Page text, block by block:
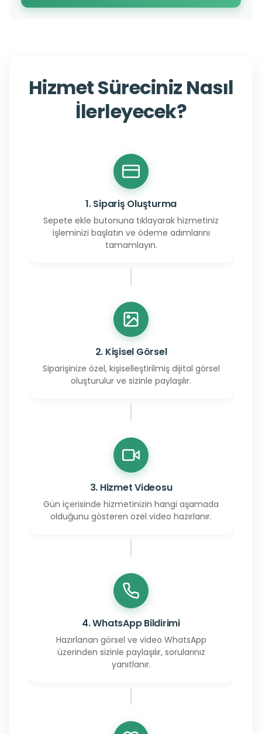
Hizmet Süreciniz Nasıl
İlerleyecek?
1. Sipariş Oluşturma
Sepete ekle butonuna tıklayarak hizmetiniz
işleminizi başlatın ve ödeme adımlarını
tamamlayın.
2. Kişisel Görsel
Siparişinize özel, kişiselleştirilmiş dijital görsel
oluşturulur ve sizinle paylaşılır.
3. Hizmet Videosu
Gün içerisinde hizmetinizin hangi aşamada
olduğunu gösteren özel video hazırlanır.
4. WhatsApp Bildirimi
Hazırlanan görsel ve video WhatsApp
üzerinden sizinle paylaşılır, sorularınız
yanıtlanır.